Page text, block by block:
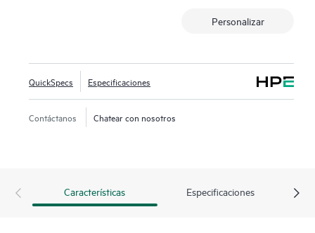
Personalizar
QuickSpecs Especificaciones
Contáctanos Chatear con nosotros
Características Especificaciones